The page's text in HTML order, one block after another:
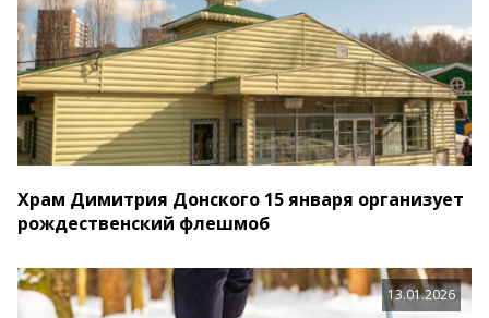
Храм Димитрия Донского 15 января организует
рождественский флешмоб
13.01.2026